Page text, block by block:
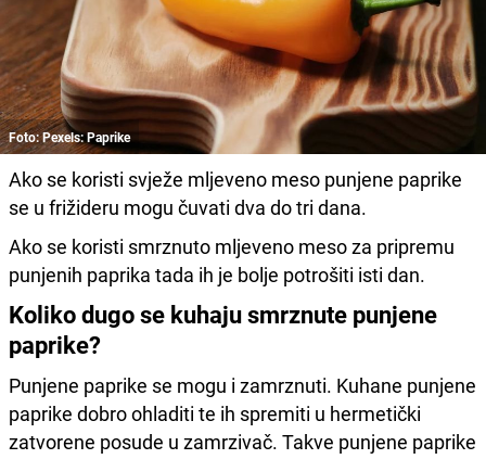
Foto: Pexels: Paprike
Ako se koristi svježe mljeveno meso punjene paprike
se u frižideru mogu čuvati dva do tri dana.
Ako se koristi smrznuto mljeveno meso za pripremu
punjenih paprika tada ih je bolje potrošiti isti dan.
Koliko dugo se kuhaju smrznute punjene
paprike?
Punjene paprike se mogu i zamrznuti. Kuhane punjene
paprike dobro ohladiti te ih spremiti u hermetički
zatvorene posude u zamrzivač. Takve punjene paprike